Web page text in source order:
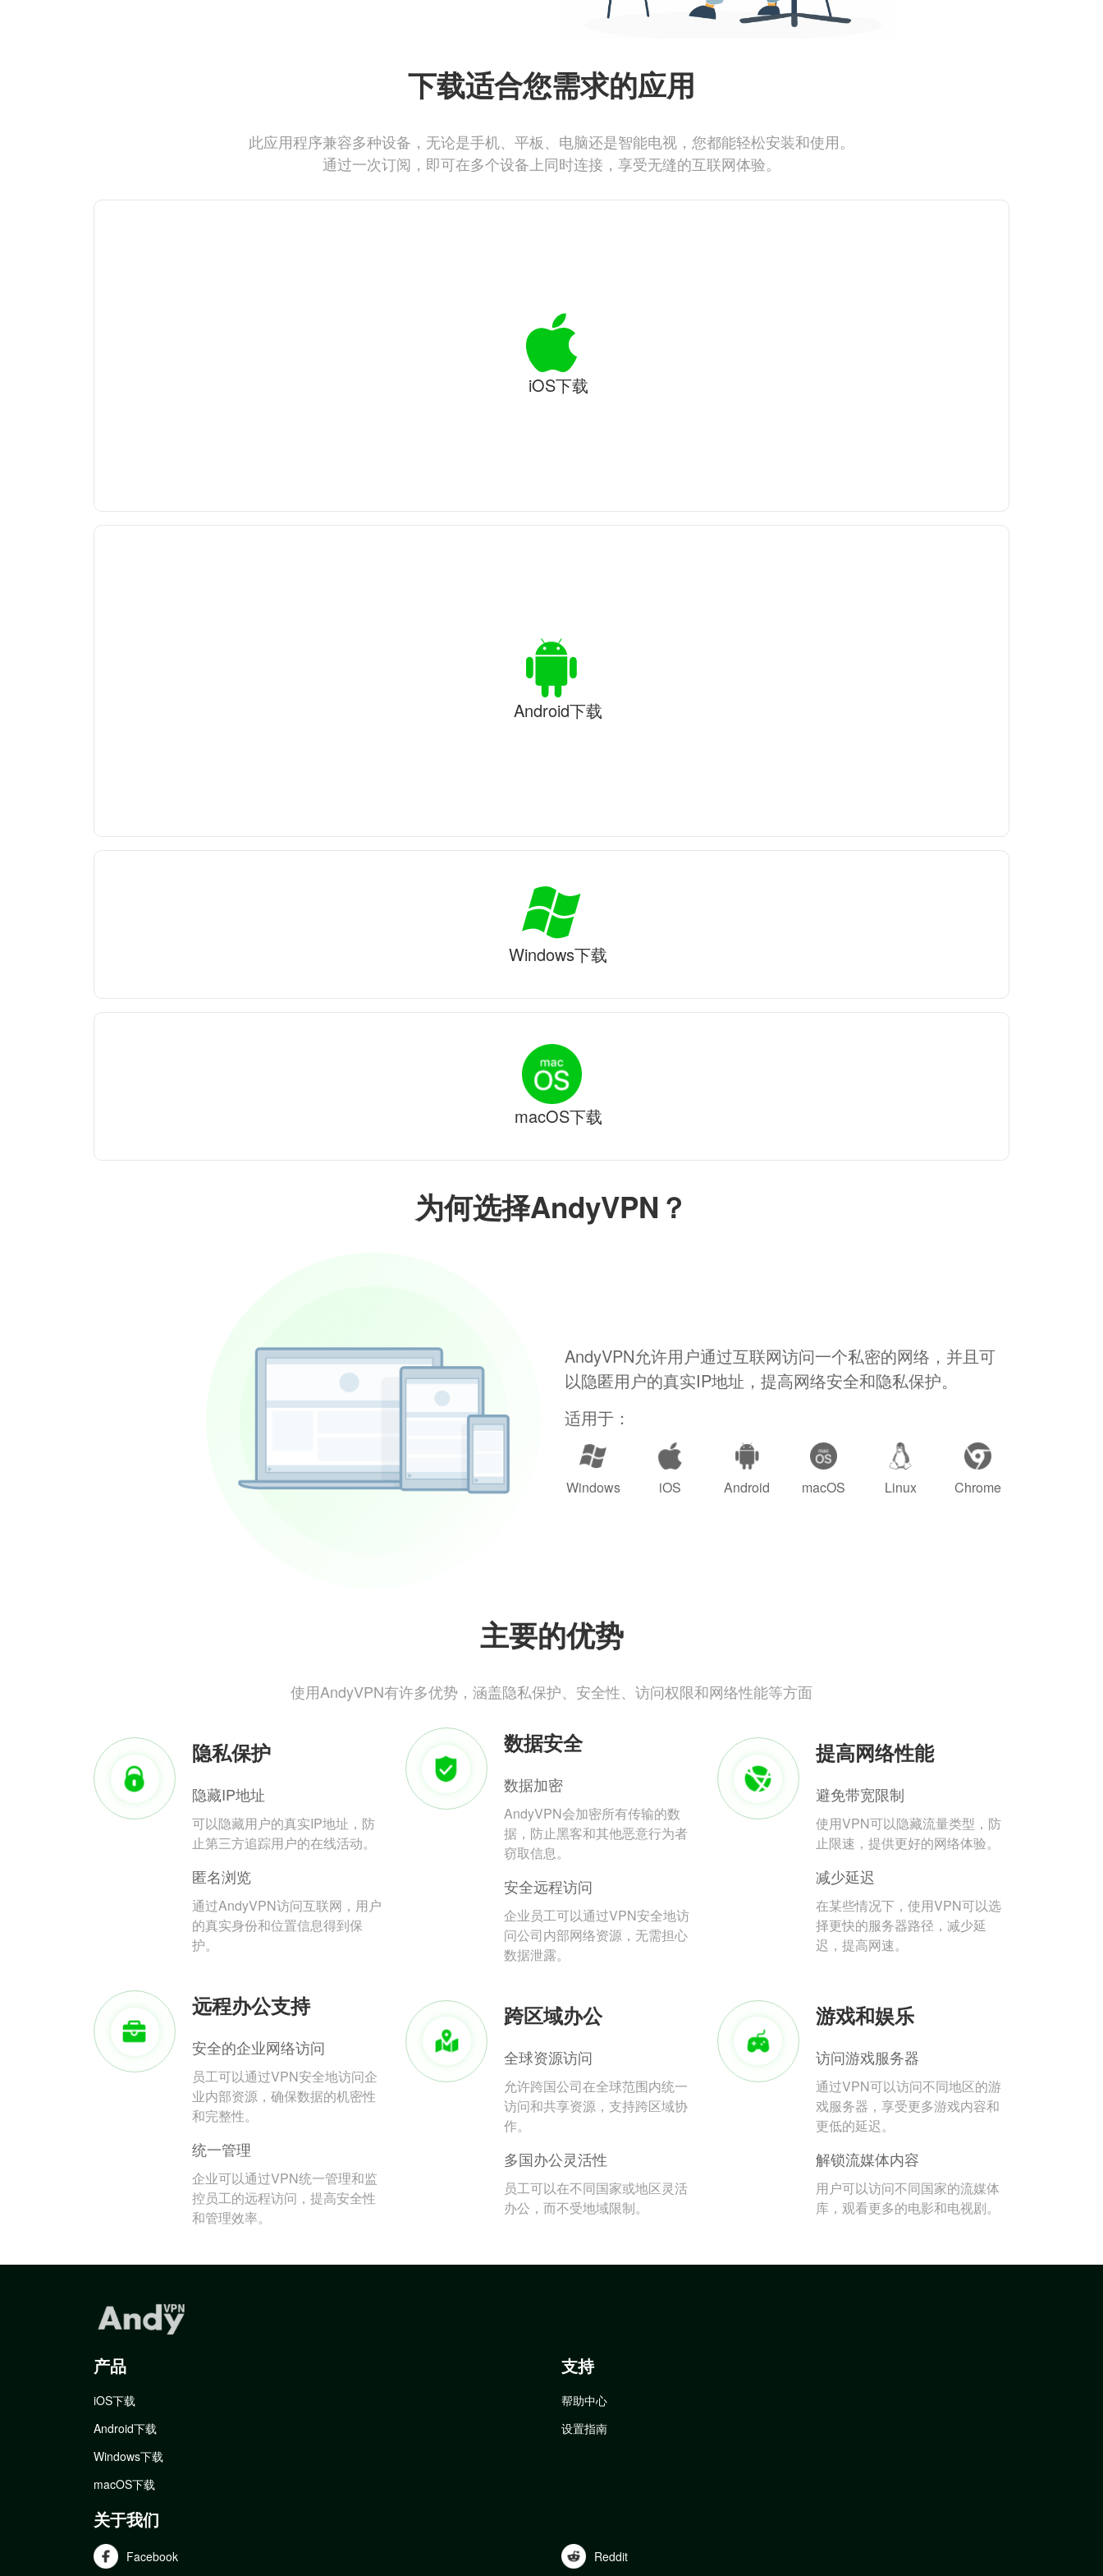
为何选择AndyVPN？
AndyVPN允许用户通过互联网访问一个私密的网络，并且可
以隐匿用户的真实IP地址，提高网络安全和隐私保护。
适用于：
Windows iOS Android macOS Linux Chrome
主要的优势
使用AndyVPN有许多优势，涵盖隐私保护、安全性、访问权限和网络性能等方面
隐私保护
隐藏IP地址
可以隐藏用户的真实IP地址，防
止第三方追踪用户的在线活动。
匿名浏览
通过AndyVPN访问互联网，用户
的真实身份和位置信息得到保
护。
数据安全
数据加密
AndyVPN会加密所有传输的数
据，防止黑客和其他恶意行为者
窃取信息。
安全远程访问
企业员工可以通过VPN安全地访
问公司内部网络资源，无需担心
数据泄露。
提高网络性能
避免带宽限制
使用VPN可以隐藏流量类型，防
止限速，提供更好的网络体验。
减少延迟
在某些情况下，使用VPN可以选
择更快的服务器路径，减少延
迟，提高网速。
远程办公支持
安全的企业网络访问
员工可以通过VPN安全地访问企
业内部资源，确保数据的机密性
和完整性。
统一管理
企业可以通过VPN统一管理和监
控员工的远程访问，提高安全性
和管理效率。
跨区域办公
全球资源访问
允许跨国公司在全球范围内统一
访问和共享资源，支持跨区域协
作。
多国办公灵活性
员工可以在不同国家或地区灵活
办公，而不受地域限制。
游戏和娱乐
访问游戏服务器
通过VPN可以访问不同地区的游
戏服务器，享受更多游戏内容和
更低的延迟。
解锁流媒体内容
用户可以访问不同国家的流媒体
库，观看更多的电影和电视剧。
下载适合您需求的应用
此应用程序兼容多种设备，无论是手机、平板、电脑还是智能电视，您都能轻松安装和使用。
通过一次订阅，即可在多个设备上同时连接，享受无缝的互联网体验。
iOS下载
Android下载
Windows下载
macOS下载
产品
iOS下载
Android下载
Windows下载
macOS下载
支持
帮助中心
设置指南
关于我们
Facebook Reddit